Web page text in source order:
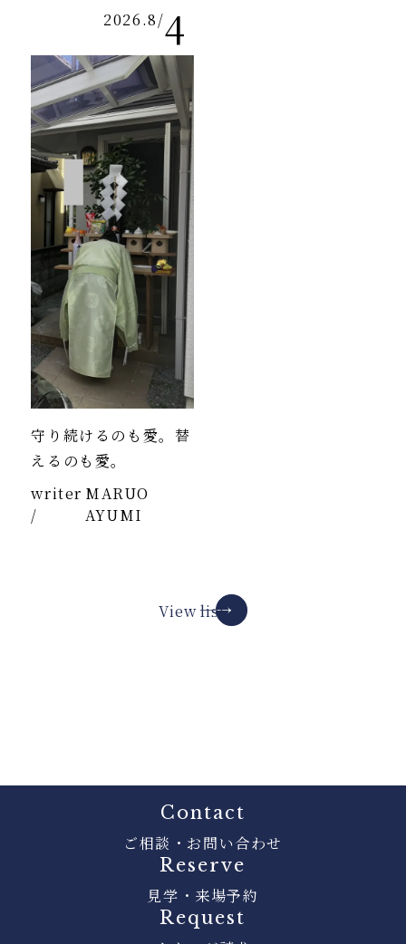
2026.8/4
守り続けるのも愛。替
えるのも愛。
writer
/
MARUO
AYUMI
View list
Contact
ご相談・お問い合わせ
Reserve
見学・来場予約
Request